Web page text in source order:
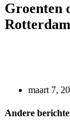
Groenten
maart 7,
Andere